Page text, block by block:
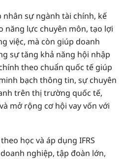
sự ngành tài chính, kế
năng lực chuyên môn, tạo lợi
việc, mà còn giúp doanh
sự tăng khả năng hội nhập
theo chuẩn quốc tế giúp
bạch thông tin, sự chuyên
trên thị trường quốc tế,
mở rộng cơ hội vay vốn với
học và áp dụng IFRS
nghiệp, tập đoàn lớn,